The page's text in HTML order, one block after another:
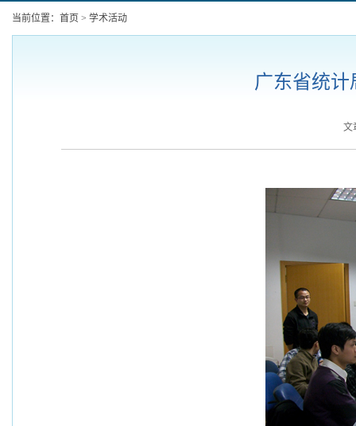
当前位置： 首页 > 学术活动
广东省统
文